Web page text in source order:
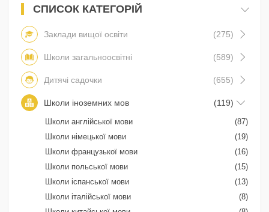
СПИСОК КАТЕГОРІЙ
Заклади вищої освіти (275)
Школи загальноосвітні (589)
Дитячі садочки (655)
Школи іноземних мов (119)
Школи англійської мови
(87)
Школи німецької мови
(19)
Школи французької мови
(16)
Школи польської мови
(15)
Школи іспанської мови
(13)
Школи італійської мови
(8)